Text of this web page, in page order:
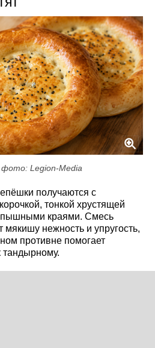
Legion-Media
получаются с
тонкой хрустящей
пышными краями. Смесь
нежность и упругость,
противне помогает
тандырному.